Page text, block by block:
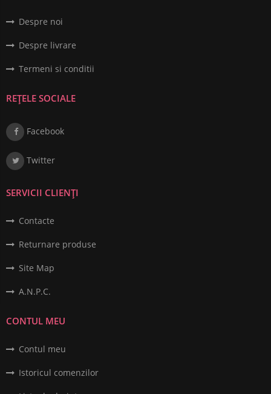
Despre noi
Despre livrare
Termeni si conditii
REȚELE SOCIALE
Facebook
Twitter
SERVICII CLIENȚI
Contacte
Returnare produse
Site Map
A.N.P.C.
CONTUL MEU
Contul meu
Istoricul comenzilor